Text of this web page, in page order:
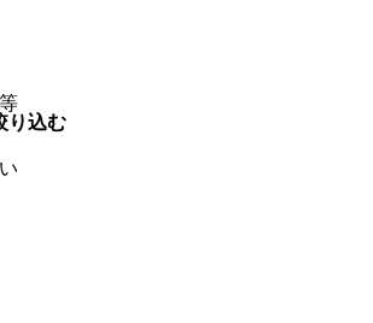
り込む